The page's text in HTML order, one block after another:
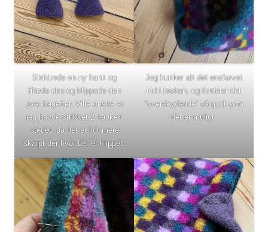
Strikkede en ny hank og
filtede den og klippede den
over bagefter. Ville ønske at
jeg havde strikket 2 hanke i
stedet, da det er lidt mere
skarpt der hvor der er klippet.
Jeg bukker alt det ensfarvet
ind i tasken, og fordeler det
“overskydende” så godt som
det er muligt.